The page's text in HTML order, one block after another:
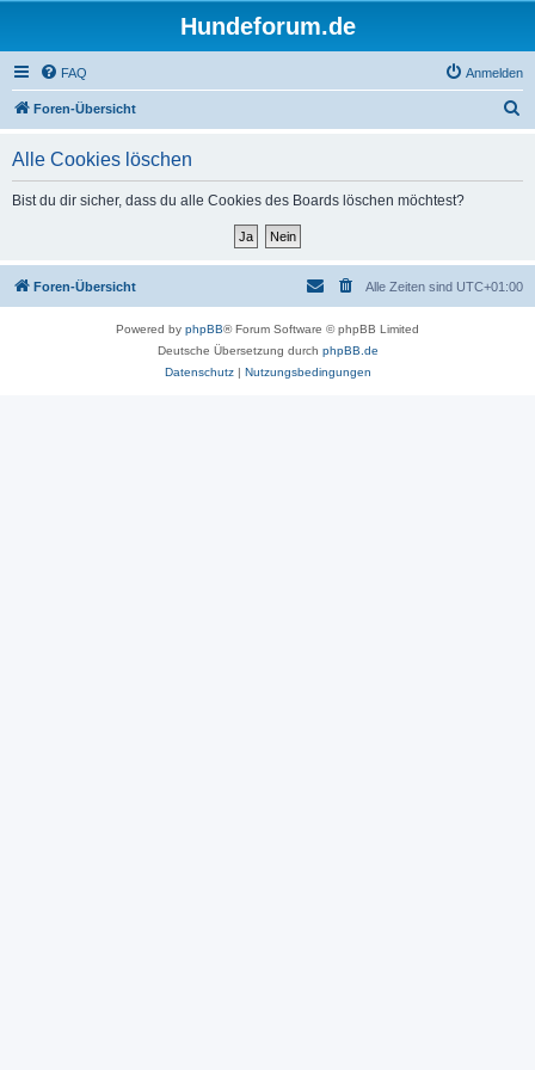
Hundeforum.de
FAQ Anmelden
Foren-Übersicht
Alle Cookies löschen
Bist du dir sicher, dass du alle Cookies des Boards löschen möchtest?
Foren-Übersicht Alle Zeiten sind UTC+01:00
Powered by phpBB® Forum Software © phpBB Limited
Deutsche Übersetzung durch phpBB.de
Datenschutz| Nutzungsbedingungen